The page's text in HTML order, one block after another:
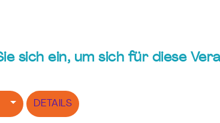
sich ein, um sich für diese
DETAILS